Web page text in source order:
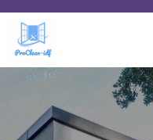
Skip to main content